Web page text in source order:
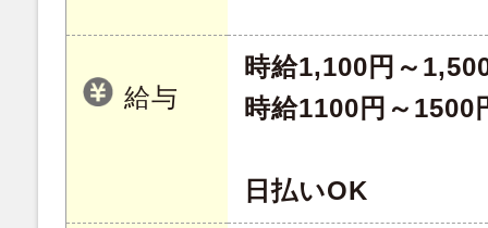
給与
時給1,100円～
時給1100円～1500
日払いOK